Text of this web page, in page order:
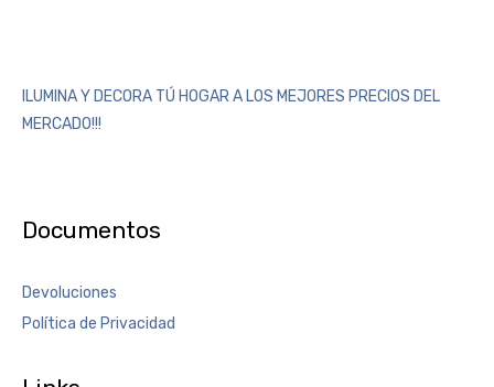
ILUMINA Y DECORA TÚ HOGAR A LOS MEJORES PRECIOS DEL
MERCADO!!!
Documentos
Devoluciones
Política de Privacidad